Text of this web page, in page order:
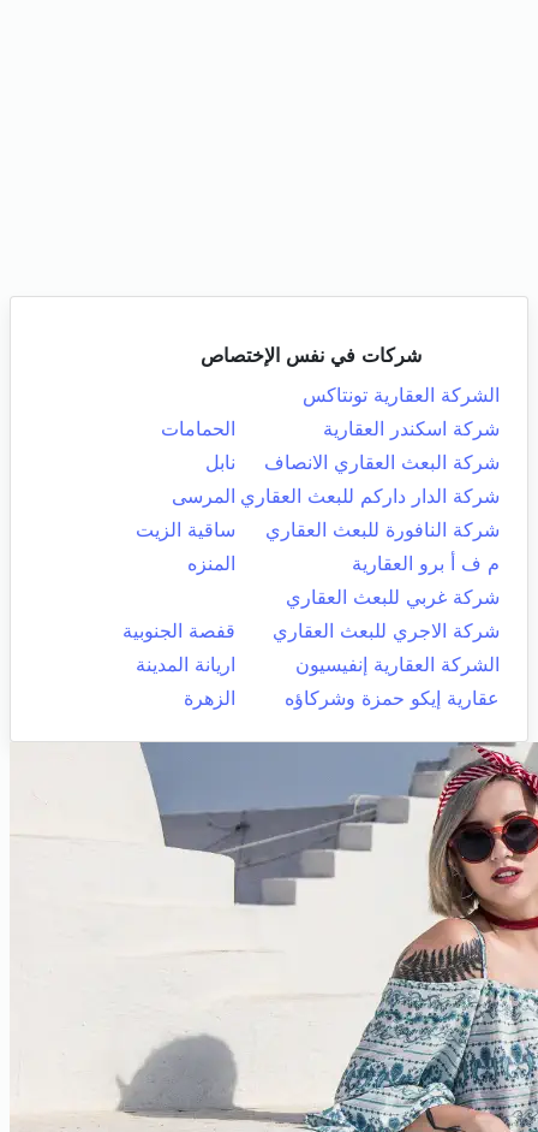
شركات في نفس الإختصاص
الشركة العقارية تونتاكس
شركة اسكندر العقارية
الحمامات
شركة البعث العقاري الانصاف
نابل
شركة الدار داركم للبعث العقاري المرسى
شركة النافورة للبعث العقاري
ساقية الزيت
م ف أ برو العقارية
المنزه
شركة غربي للبعث العقاري
شركة الاجري للبعث العقاري
قفصة الجنوبية
الشركة العقارية إنفيسيون
اريانة المدينة
عقارية إيكو حمزة وشركاؤه
الزهرة